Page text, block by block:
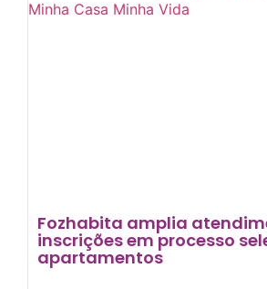
Fozhabita amplia
inscrições em processo
apartamentos